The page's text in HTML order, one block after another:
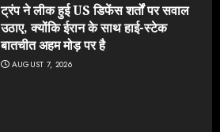
ट्रंप ने लीक हुई US डिफेंस शर्तों पर सवाल
उठाए, क्योंकि ईरान के साथ हाई-स्टेक
बातचीत अहम मोड़ पर है
AUGUST 7, 2026